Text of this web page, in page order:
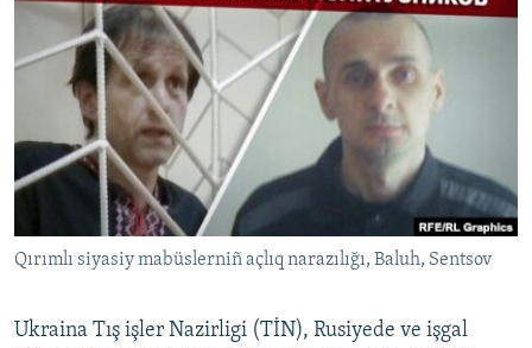
SÜRET
BLOGLAR
Русский
Українською
QOŞULIÑIZ!
Qırımlı siyasiy mabüslerniñ açlıq narazılığı, Baluh, Sentsov
Ukraina Tış işler Nazirligi (TİN), Rusiyede ve işgal